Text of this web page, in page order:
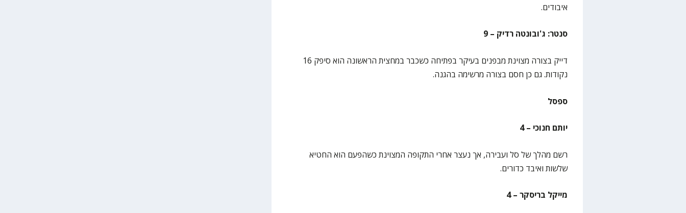
איבודים.
סנטר: ג'ובונטה רדיק – 9
דייק בצורה מצוינת מבפנים בעיקר בפתיחה כשכבר במחצית הראשונה הוא סיפק 16
נקודות. גם כן חסם בצורה מרשימה בהגנה.
ספסל
יותם חנוכי – 4
רשם מהלך של סל ועבירה, אך נעצר אחרי התקופה המצוינת כשהפעם הוא החטיא
שלשות ואיבד כדורים.
מייקל בריסקר – 4